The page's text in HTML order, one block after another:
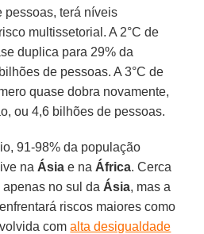
pessoas, terá níveis
multissetorial. A 2°C de
duplica para 29% da
de pessoas. A 3°C de
quase dobra novamente,
ou 4,6 bilhões de pessoas.
91-98% da população
na Ásia e na África. Cerca
no sul da Ásia, mas a
riscos maiores como
comalta desigualdade